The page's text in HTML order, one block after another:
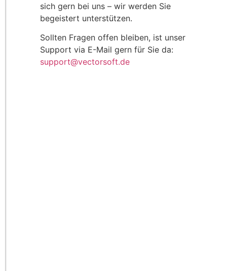
sich gern bei uns – wir werden Sie
begeistert unterstützen.
Sollten Fragen offen bleiben, ist unser
Support via E-Mail gern für Sie da:
support@vectorsoft.de